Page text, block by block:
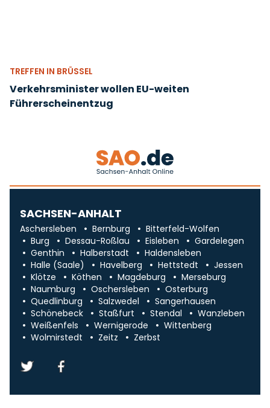
TREFFEN IN BRÜSSEL
Verkehrsminister wollen EU-weiten
Führerscheinentzug
SACHSEN-ANHALT
Aschersleben Bernburg
Bitterfeld-Wolfen
Burg
Dessau-Roßlau Eisleben
Gardelegen
Genthin
Halberstadt
Haldensleben
Halle (Saale)
Havelberg Hettstedt
Jessen
Klötze
Köthen Magdeburg
Merseburg
Naumburg
Oschersleben
Osterburg
Quedlinburg
Salzwedel
Sangerhausen
Schönebeck
Staßfurt Stendal
Wanzleben
Weißenfels
Wernigerode
Wittenberg
Wolmirstedt
Zeitz Zerbst